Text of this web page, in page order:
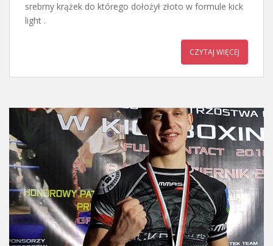
srebrny krążek do którego dołożył złoto w formule kick
light .
CZYTAJ WIĘCEJ